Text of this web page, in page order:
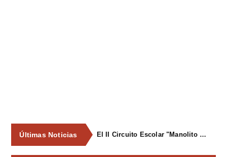
Últimas Noticias El II Circuito Escolar "Manolito el Pegu" volvió a reunir a las jóvenes promesas del ciclismo asturiano en El Carbayu